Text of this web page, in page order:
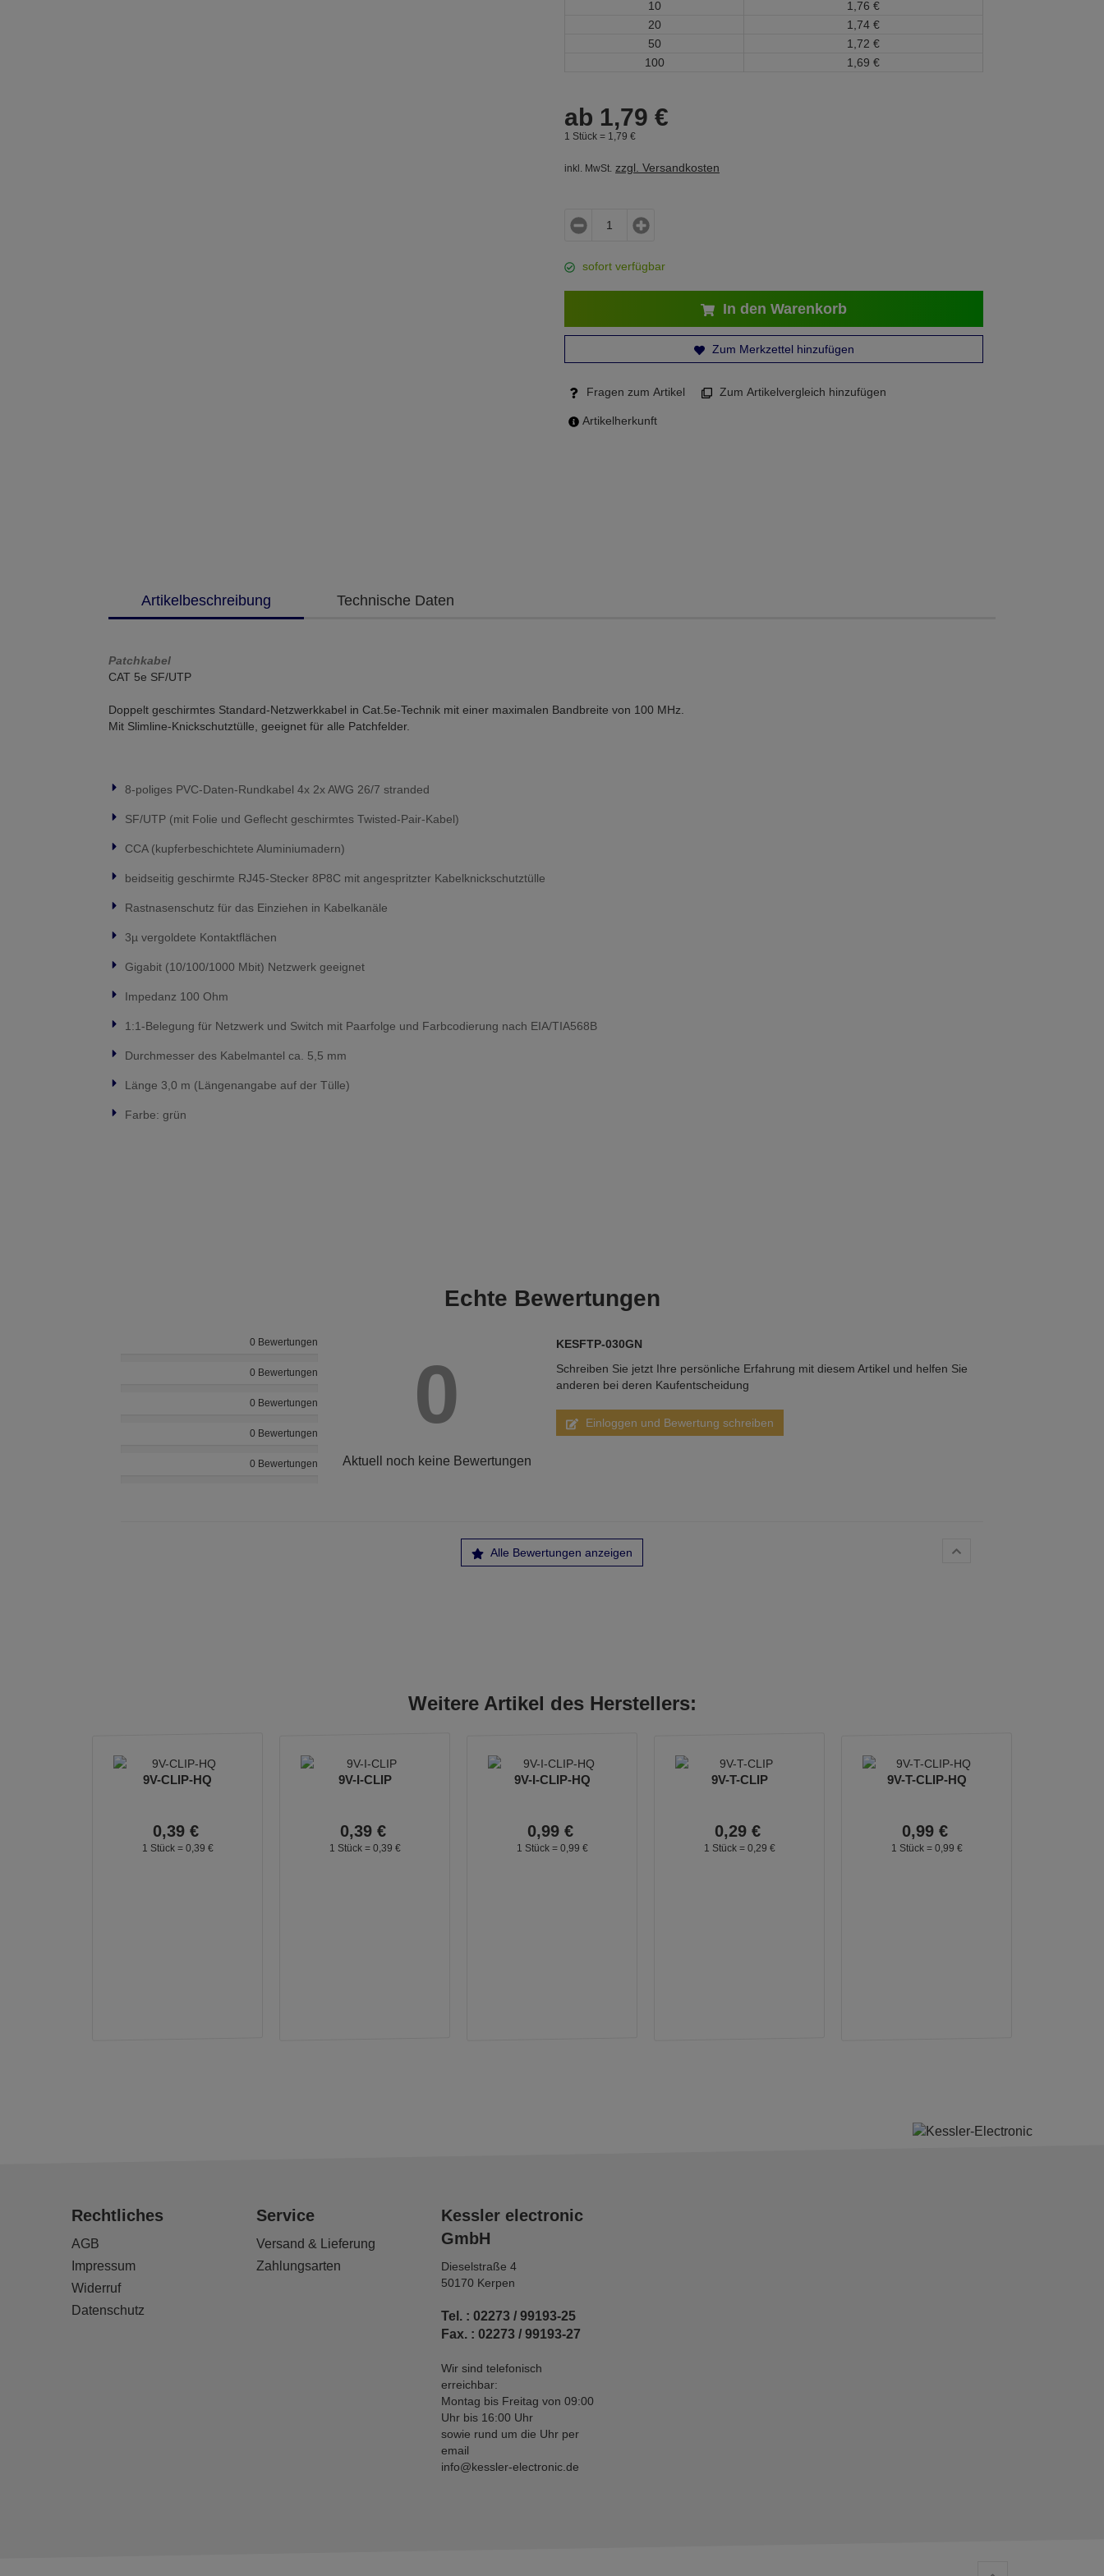
10
1, 76 €
20
1, 74 €
50
1, 72 €
100
1, 69 €
ab 1,79 €
1 Stück = 1, 79 €
inkl. MwSt. zzgl. Versandkosten
sofort verfügbar
In den Warenkorb
Zum Merkzettel hinzufügen
Fragen zum Artikel Zum Artikelvergleich hinzufügen
Artikelherkunft
Artikelbeschreibung Technische Daten
Patchkabel
CAT 5e SF/UTP
Doppelt geschirmtes Standard-Netzwerkkabel in Cat.5e-Technik mit einer maximalen Bandbreite von 100 MHz.
Mit Slimline-Knickschutztülle, geeignet für alle Patchfelder.
8-poliges PVC-Daten-Rundkabel 4x 2x AWG 26/7 stranded
SF/UTP (mit Folie und Geflecht geschirmtes Twisted-Pair-Kabel)
CCA (kupferbeschichtete Aluminiumadern)
beidseitig geschirmte RJ45-Stecker 8P8C mit angespritzter Kabelknickschutztülle
Rastnasenschutz für das Einziehen in Kabelkanäle
3µ vergoldete Kontaktflächen
Gigabit (10/100/1000 Mbit) Netzwerk geeignet
Impedanz 100 Ohm
1:1-Belegung für Netzwerk und Switch mit Paarfolge und Farbcodierung nach EIA/TIA568B
Durchmesser des Kabelmantel ca. 5,5 mm
Länge 3,0 m (Längenangabe auf der Tülle)
Farbe: grün
Echte Bewertungen
0 Bewertungen
0 Bewertungen
0 Bewertungen
0 Bewertungen
0 Bewertungen
0
Aktuell noch keine Bewertungen
KESFTP-030GN
Schreiben Sie jetzt Ihre persönliche Erfahrung mit diesem Artikel und helfen Sie
anderen bei deren Kaufentscheidung
Einloggen und Bewertung schreiben
Alle Bewertungen anzeigen
Weitere Artikel des Herstellers:
9V-CLIP-HQ
0,39 €
1 Stück = 0, 39 €
9V-I-CLIP
0,39 €
1 Stück = 0, 39 €
9V-I-CLIP-HQ
0,99 €
1 Stück = 0, 99 €
9V-T-CLIP
0,29 €
1 Stück = 0, 29 €
9V-T-CLIP-HQ
0,99 €
1 Stück = 0, 99 €
Rechtliches
AGB
Impressum
Widerruf
Datenschutz
Service
Versand & Lieferung
Zahlungsarten
Kessler electronic
GmbH
Dieselstraße 4
50170 Kerpen
Tel. : 02273 / 99193-25
Fax. : 02273 / 99193-27
Wir sind telefonisch
erreichbar:
Montag bis Freitag von 09:00
Uhr bis 16:00 Uhr
sowie rund um die Uhr per
email
info@kessler-electronic.de